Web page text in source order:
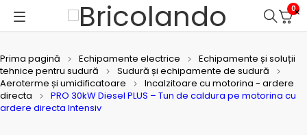
0
Prima pagină Echipamente electrice
Echipamente și soluții
tehnice pentru sudură
Sudură și echipamente de sudură
Aeroterme și umidificatoare
Incalzitoare cu motorina - ardere
directa
PRO 30kW Diesel PLUS – Tun de caldura pe motorina cu
ardere directa Intensiv